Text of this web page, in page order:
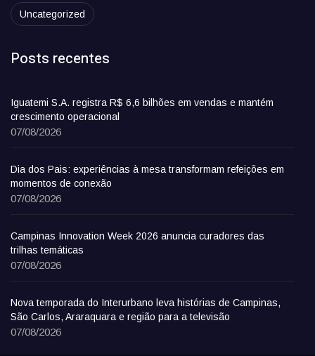
Uncategorized
Posts recentes
Iguatemi S.A. registra R$ 6,6 bilhões em vendas e mantém
crescimento operacional
07/08/2026
Dia dos Pais: experiências à mesa transformam refeições em
momentos de conexão
07/08/2026
Campinas Innovation Week 2026 anuncia curadores das
trilhas temáticas
07/08/2026
Nova temporada do Interurbano leva histórias de Campinas,
São Carlos, Araraquara e região para a televisão
07/08/2026